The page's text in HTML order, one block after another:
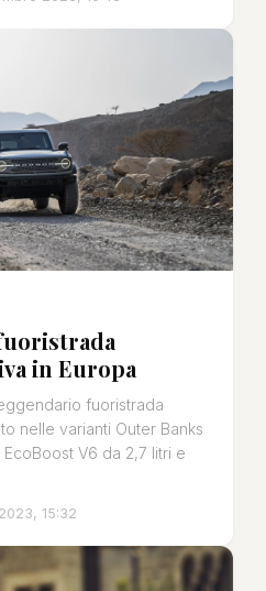
in Europa
fuoristrada
nelle varianti Outer Banks
V6 da 2,7 litri e
15:32